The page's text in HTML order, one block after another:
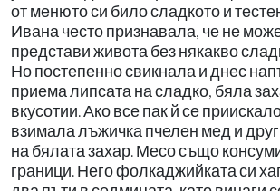
от менюто си било сладкото и
Ивана често признавала, че не
представи живота без някакво
Но постепенно свикнала и днес
приема липсата на сладко, бяла
вкусотии. Ако все пак й се
взимала лъжичка пчелен мед и
на бялата захар. Месо също
граници. Него фолкаджийката си